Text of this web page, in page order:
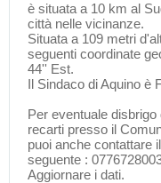
è situata a 10 km al
città nelle vicinanze.
Situata a 109 metri
seguenti coordinate
44'' Est.
Il Sindaco di Aquino è
Per eventuale
recarti presso il
puoi anche contattare
seguente :
Aggiornare i dati.